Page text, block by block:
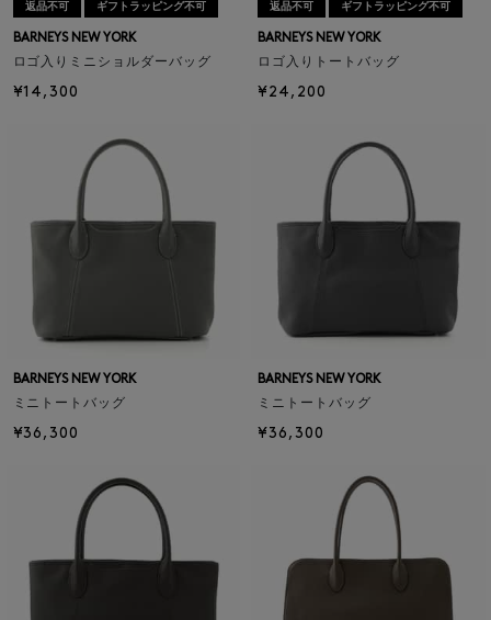
返品不可 ギフトラッピング不可
BARNEYS NEW YORK
ロゴ入りミニショルダーバッグ
¥14,300
返品不可 ギフトラッピング不可
BARNEYS NEW YORK
ロゴ入りトートバッグ
¥24,200
BARNEYS NEW YORK
ミニトートバッグ
¥36,300
BARNEYS NEW YORK
ミニトートバッグ
¥36,300